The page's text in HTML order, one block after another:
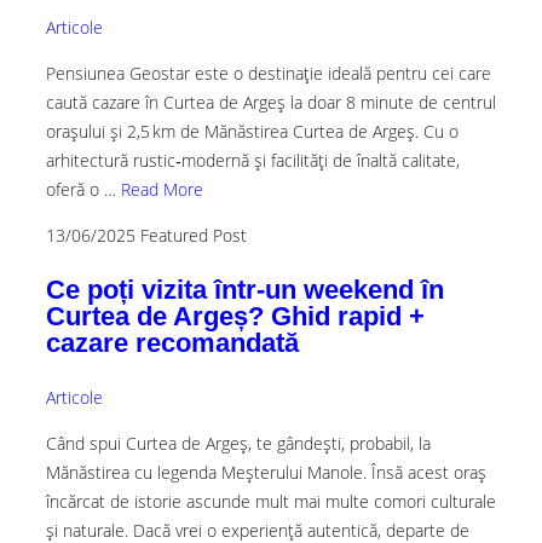
Articole
Pensiunea Geostar este o destinație ideală pentru cei care
caută cazare în Curtea de Argeș la doar 8 minute de centrul
orașului și 2,5 km de Mănăstirea Curtea de Argeș. Cu o
arhitectură rustic‑modernă și facilități de înaltă calitate,
oferă o … Read More
13/06/2025 Featured Post
Ce poți vizita într-un weekend în
Curtea de Argeș? Ghid rapid +
cazare recomandată
Articole
Când spui Curtea de Argeș, te gândești, probabil, la
Mănăstirea cu legenda Meșterului Manole. Însă acest oraș
încărcat de istorie ascunde mult mai multe comori culturale
și naturale. Dacă vrei o experiență autentică, departe de